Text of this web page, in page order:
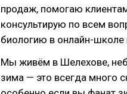
продаж, помогаю
консультирую по всем
биологию в онлайн-школе
Мы живём в Шелехове,
зима — это всегда много